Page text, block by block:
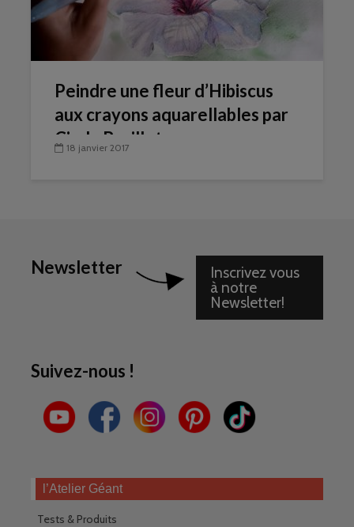
Peindre une fleur d’Hibiscus
aux crayons aquarellables par
Cindy Barillet
18 janvier 2017
Newsletter
Inscrivez vous
à notre
Newsletter!
Suivez-nous !
l’Atelier Géant
Tests & Produits